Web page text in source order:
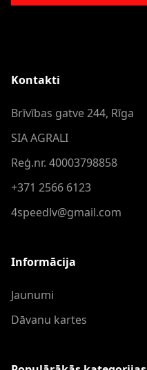
Kontakti
Brīvības gatve 244, Rīga
SIA AGRALI
Reģ.nr. 40003798858
+371 2566 6123
4speedlv@gmail.com
Informācija
Jaunumi
Dāvanu kartes